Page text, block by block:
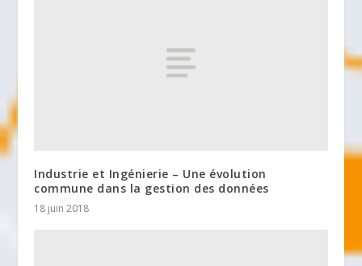
Industrie et Ingénierie – Une évolution
commune dans la gestion des données
18 juin 2018